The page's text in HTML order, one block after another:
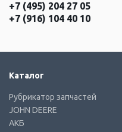
+7 (495) 204 27 05
+7 (916) 104 40 10
Каталог
Рубрикатор запчастей
JOHN DEERE
АКБ